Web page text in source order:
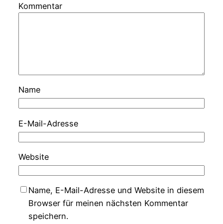
Kommentar
Name
E-Mail-Adresse
Website
Name, E-Mail-Adresse und Website in diesem
Browser für meinen nächsten Kommentar
speichern.